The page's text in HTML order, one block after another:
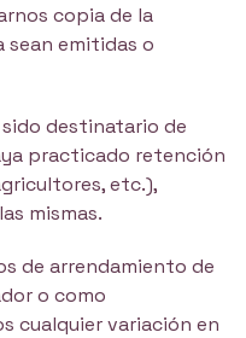
copia de la
emitidas o
destinatario de
practicado retención
etc.),
mismas.
de arrendamiento de
o como
cualquier variación en